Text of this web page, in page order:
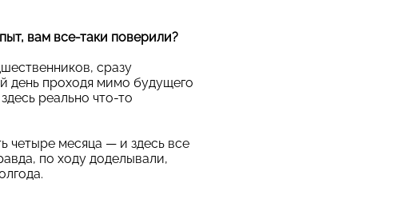
вам все-таки поверили?
сразу
день проходя мимо будущего
реально что-то
четыре месяца — и здесь все
по ходу доделывали,